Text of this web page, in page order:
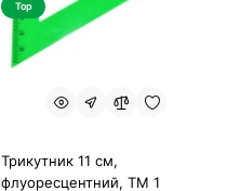
Top
Трикутник 11 см,
флуоресцентний, ТМ 1